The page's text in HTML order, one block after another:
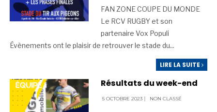
FAN ZONE COUPE DU MONDE
Le RCV RUGBY et son
partenaire Vox Populi
Évènements ont le plaisir de retrouver le stade du...
LIRE LA SUITE
Résultats du week-end
5 OCTOBRE 2023 NON CLASSÉ